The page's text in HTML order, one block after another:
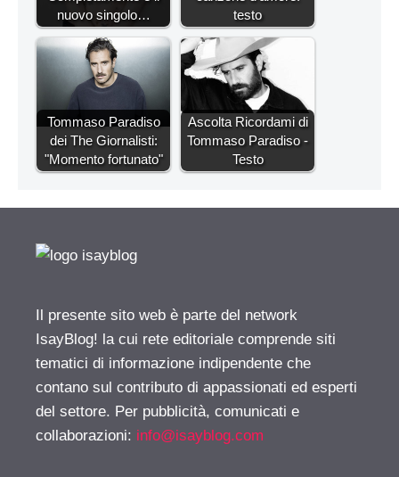
nuovo singolo…
testo
Tommaso Paradiso
dei The Giornalisti:
"Momento fortunato"
Ascolta Ricordami di
Tommaso Paradiso -
Testo
Il presente sito web è parte del network
IsayBlog! la cui rete editoriale comprende siti
tematici di informazione indipendente che
contano sul contributo di appassionati ed esperti
del settore. Per pubblicità, comunicati e
collaborazioni: info@isayblog.com